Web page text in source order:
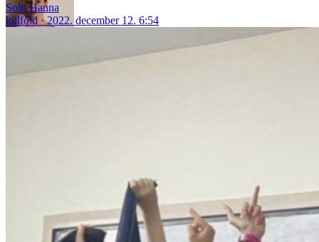
Solti Hanna
külföld
2022. december 12. 6:54